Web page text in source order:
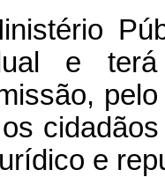
e
e